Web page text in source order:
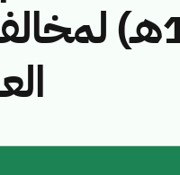
ق/1446هـ)